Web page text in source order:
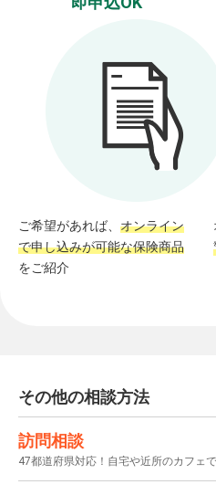
ご希望があれば、 オンライン
で申し込みが可能な保険商品
をご紹介
その他の相談方法
訪問相談
47都道府県対応！自宅や近所のカフェ